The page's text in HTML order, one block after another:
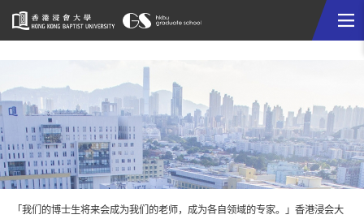
content
「我们的博士生将来会成为我们的老师，成为各自领域的专家。」香港浸会大